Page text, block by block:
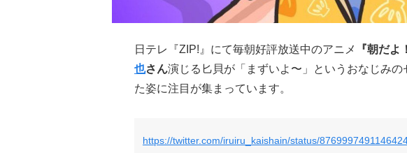
日テレ『ZIP!』にて毎朝好評放送中のアニメ 『朝だよ
也さん演じる匕貝が「まずいよ〜」というおなじみ
た姿に注目が集まっています。
https://twitter.com/iruiru_kaishain/status/